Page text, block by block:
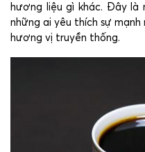
hương liệu gì khác. Đây là
những ai yêu thích sự
hương vị truyền thống.